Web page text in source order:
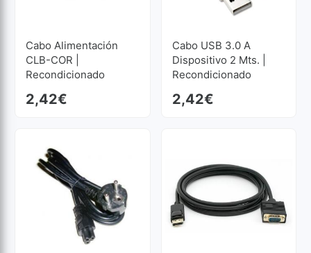
Cabo Alimentación
CLB-COR |
Recondicionado
2,42€
Cabo USB 3.0 A
Dispositivo 2 Mts. |
Recondicionado
2,42€